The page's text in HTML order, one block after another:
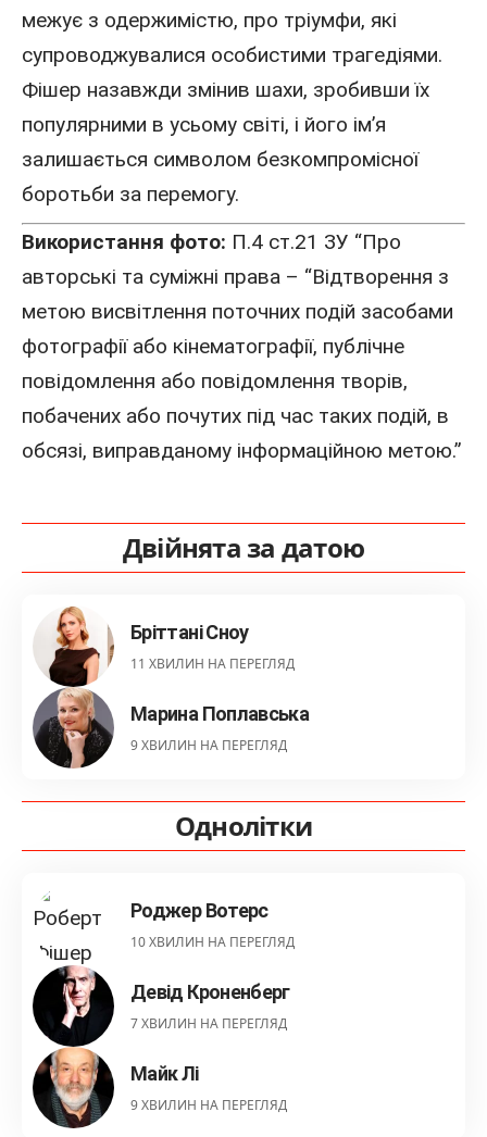
межує з одержимістю, про тріумфи, які
супроводжувалися особистими трагедіями.
Фішер назавжди змінив шахи, зробивши їх
популярними в усьому світі, і його ім’я
залишається символом безкомпромісної
боротьби за перемогу.
Використання фото: П.4 ст.21 ЗУ “Про
авторські та суміжні права – “Відтворення з
метою висвітлення поточних подій засобами
фотографії або кінематографії, публічне
повідомлення або повідомлення творів,
побачених або почутих під час таких подій, в
обсязі, виправданому інформаційною метою.”
Двійнята за датою
Бріттані Сноу
11 ХВИЛИН НА ПЕРЕГЛЯД
Марина Поплавська
9 ХВИЛИН НА ПЕРЕГЛЯД
Однолітки
Роджер Вотерс
10 ХВИЛИН НА ПЕРЕГЛЯД
Девід Кроненберг
7 ХВИЛИН НА ПЕРЕГЛЯД
Майк Лі
9 ХВИЛИН НА ПЕРЕГЛЯД